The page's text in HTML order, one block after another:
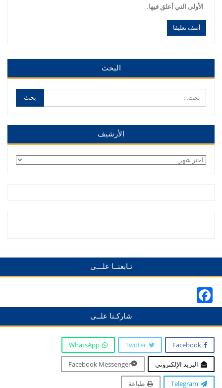
الأولى التي أعلق فيها.
البحث
الأرشيف
الأرشيف
تـابعنــا علـــى
شاركـنا علــى
Facebook
Twitter
WhatsApp
البريد الإلكتروني Facebook Messenger
Telegram طباعة